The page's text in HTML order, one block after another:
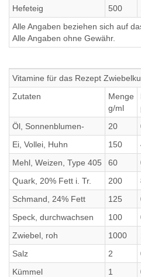
Hefeteig 500
Alle Angaben beziehen sich auf
Alle Angaben ohne Gewähr.
Vitamine für das Rezept
Zutaten
Menge
g/ml
Öl, Sonnenblumen-
20
Ei, Vollei, Huhn
150
Mehl, Weizen, Type 405
60
Quark, 20% Fett i. Tr.
200
Schmand, 24% Fett
125
Speck, durchwachsen
100
Zwiebel, roh
1000
Salz
2
Kümmel
1